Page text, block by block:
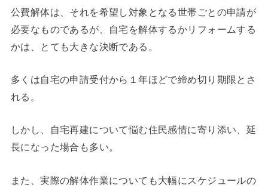
公費解体は、それを希望し対象となる世帯ごとの申請が
必要なものであるが、自宅を解体するかリフォームする
かは、とても大きな決断である。
多くは自宅の申請受付から１年ほどで締め切り期限とさ
れる。
しかし、自宅再建について悩む住民感情に寄り添い、延
長になった場合も多い。
また、実際の解体作業についても大幅にスケジュールの